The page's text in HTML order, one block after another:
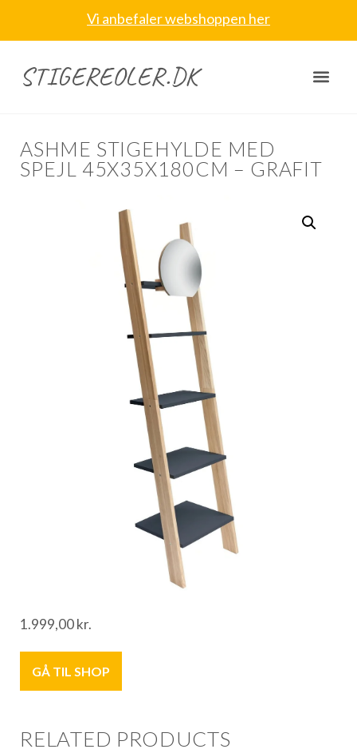
Vi anbefaler webshoppen her
STIGEREOLER.DK
ASHME STIGEHYLDE MED
SPEJL 45X35X180CM – GRAFIT
1.999,00kr.
GÅ TIL SHOP
RELATED PRODUCTS